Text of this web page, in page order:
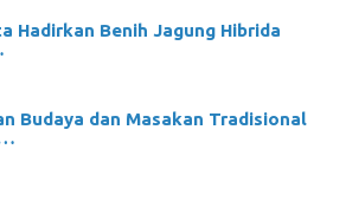
Hadirkan Benih Jagung Hibrida
Budaya dan Masakan Tradisional